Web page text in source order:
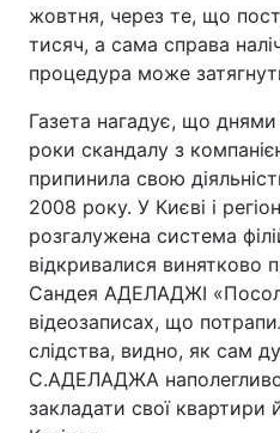
жовтня, через те, що
тисяч, а сама справа
процедура може
Газета нагадує, що
роки скандалу з
припинила свою
2008 року. У Києві і
розгалужена система
відкривалися винятково
Сандея АДЕЛАДЖІ
відеозаписах, що
слідства, видно, як сам
С.АДЕЛАДЖА
закладати свої квартири